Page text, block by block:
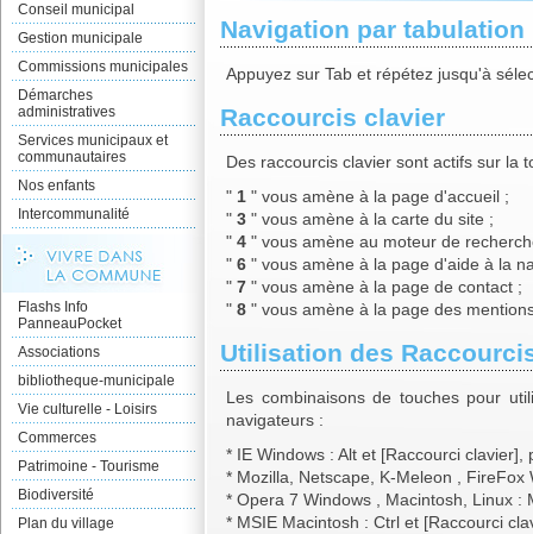
Conseil municipal
Gestion municipale
Commissions municipales
Démarches
administratives
Services municipaux et
communautaires
Nos enfants
Intercommunalité
Flashs Info
PanneauPocket
Associations
bibliotheque-municipale
Vie culturelle - Loisirs
Commerces
Patrimoine - Tourisme
Biodiversité
Plan du village
Navigation par tabulation
Appuyez sur Tab et répétez jusqu'à
Raccourcis clavier
Des raccourcis clavier sont actifs sur la
" 1 " vous amène à la page d'accueil ;
" 3 " vous amène à la carte du site ;
" 4 " vous amène au moteur de
" 6 " vous amène à la page d'aide à la
" 7 " vous amène à la page de contact ;
" 8 " vous amène à la page des
Utilisation des
Les combinaisons de touches pour
navigateurs :
* IE Windows : Alt et [Raccourci clavier],
* Mozilla, Netscape, K-Meleon , FireFox
* Opera 7 Windows , Macintosh, Linux :
* MSIE Macintosh : Ctrl et [Raccourci